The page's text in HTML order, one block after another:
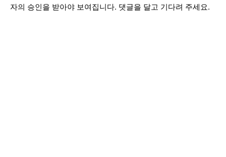
자의 승인을 받아야 보여집니다. 댓글을 달고 기다려 주세요.